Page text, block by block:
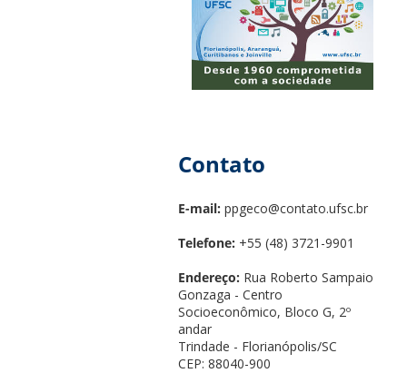
Contato
E-mail: ppgeco@contato.ufsc.br
Telefone: +55 (48) 3721-9901
Endereço: Rua Roberto Sampaio
Gonzaga - Centro
Socioeconômico, Bloco G, 2º
andar
Trindade - Florianópolis/SC
CEP: 88040-900